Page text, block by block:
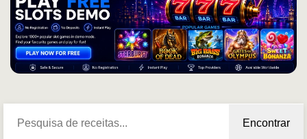
Encontrar